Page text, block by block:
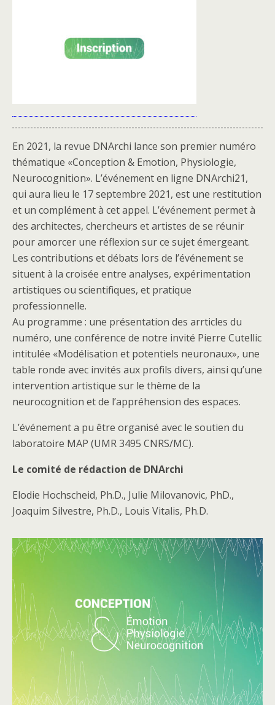
En 2021, la revue DNArchi lance son premier numéro
thématique «Conception & Emotion, Physiologie,
Neurocognition». L’événement en ligne DNArchi21,
qui aura lieu le 17 septembre 2021, est une restitution
et un complément à cet appel. L’événement permet à
des architectes, chercheurs et artistes de se réunir
pour amorcer une réflexion sur ce sujet émergeant.
Les contributions et débats lors de l’événement se
situent à la croisée entre analyses, expérimentation
artistiques ou scientifiques, et pratique
professionnelle.
Au programme : une présentation des arrticles du
numéro, une conférence de notre invité Pierre Cutellic
intitulée «Modélisation et potentiels neuronaux», une
table ronde avec invités aux profils divers, ainsi qu’une
intervention artistique sur le thème de la
neurocognition et de l’appréhension des espaces.
L’événement a pu être organisé avec le soutien du
laboratoire MAP (UMR 3495 CNRS/MC).
Le comité de rédaction de DNArchi
Elodie Hochscheid, Ph.D., Julie Milovanovic, PhD.,
Joaquim Silvestre, Ph.D., Louis Vitalis, Ph.D.